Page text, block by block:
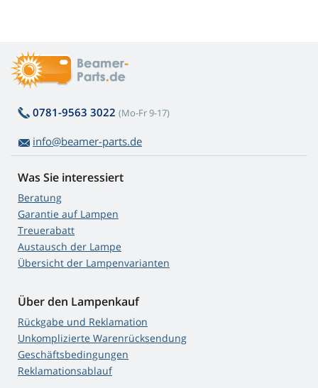
0781-9563 3022 (Mo-Fr 9-17)
info@beamer-parts.de
Was Sie interessiert
Beratung
Garantie auf Lampen
Treuerabatt
Austausch der Lampe
Übersicht der Lampenvarianten
Über den Lampenkauf
Rückgabe und Reklamation
Unkomplizierte Warenrücksendung
Geschäftsbedingungen
Reklamationsablauf